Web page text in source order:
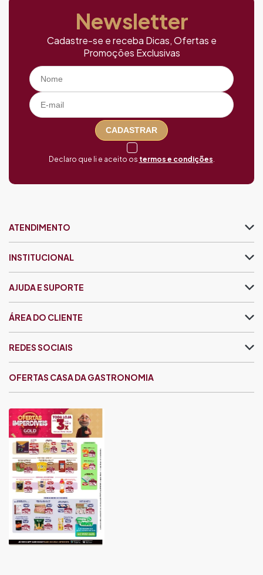
Newsletter
Cadastre-se e receba Dicas, Ofertas e
Promoções Exclusivas
CADASTRAR
Declaro que li e aceito os termos e condições
ATENDIMENTO
INSTITUCIONAL
AJUDA E SUPORTE
ÁREA DO CLIENTE
OFERTAS CASA DA GASTRONOMIA
REDES SOCIAIS